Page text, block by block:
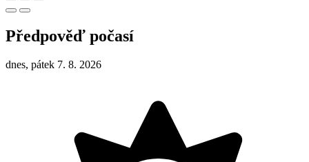
Předpověď počasí
dnes, pátek 7. 8. 2026